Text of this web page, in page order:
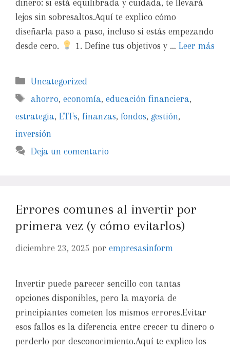
dinero: si está equilibrada y cuidada, te llevará
lejos sin sobresaltos.Aquí te explico cómo
diseñarla paso a paso, incluso si estás empezando
desde cero.
1. Define tus objetivos y … Leer más
Uncategorized
ahorro,economía,educación financiera,
estrategia, ETFs, finanzas, fondos, gestión,
inversión
Deja un comentario
Errores comunes al invertir por
primera vez (y cómo evitarlos)
diciembre 23, 2025 por empresasinform
Invertir puede parecer sencillo con tantas
opciones disponibles, pero la mayoría de
principiantes cometen los mismos errores.Evitar
esos fallos es la diferencia entre crecer tu dinero o
perderlo por desconocimiento.Aquí te explico los